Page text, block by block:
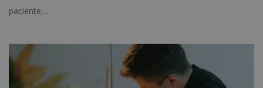
paciente,...